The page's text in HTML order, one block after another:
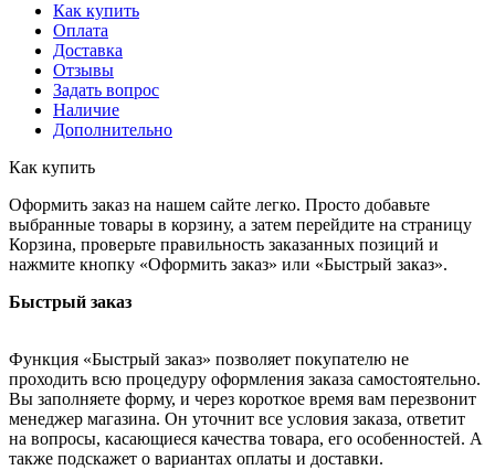
Как купить
Оплата
Доставка
Отзывы
Задать вопрос
Наличие
Дополнительно
Как купить
Оформить заказ на нашем сайте легко. Просто добавьте
выбранные товары в корзину, а затем перейдите на страницу
Корзина, проверьте правильность заказанных позиций и
нажмите кнопку «Оформить заказ» или «Быстрый заказ».
Быстрый заказ
Функция «Быстрый заказ» позволяет покупателю не
проходить всю процедуру оформления заказа самостоятельно.
Вы заполняете форму, и через короткое время вам перезвонит
менеджер магазина. Он уточнит все условия заказа, ответит
на вопросы, касающиеся качества товара, его особенностей. А
также подскажет о вариантах оплаты и доставки.